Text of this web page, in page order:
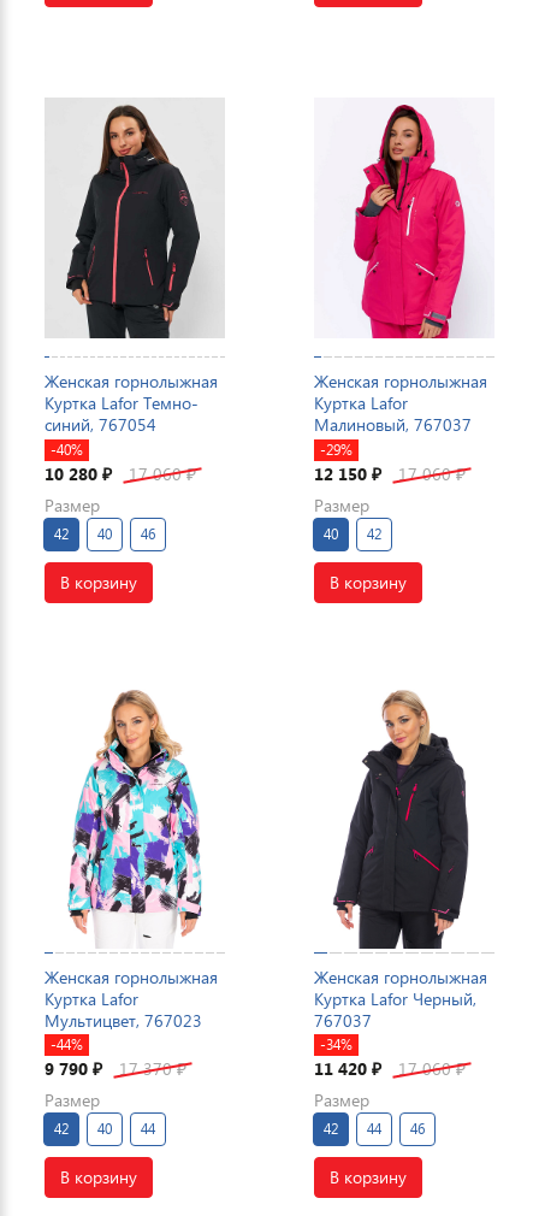
Женская горнолыжная
Куртка Lafor Темно-
синий, 767054
-40%
10 280 ₽ 17 060₽
Размер
42 40 46
В корзину
Женская горнолыжная
Куртка Lafor
Малиновый, 767037
-29%
12 150 ₽ 17 060₽
Размер
40 42
В корзину
Женская горнолыжная
Куртка Lafor
Мультицвет, 767023
-44%
9 790 ₽ 17 370₽
Размер
42 40 44
В корзину
Женская горнолыжная
Куртка Lafor Черный,
767037
-34%
11 420 ₽ 17 060₽
Размер
42 44 46
В корзину